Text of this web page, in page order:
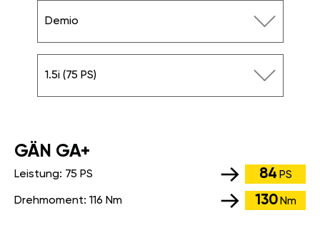
Demio
1.5i (75 PS)
GÄN GA+
Leistung: 75 PS 84 PS
Drehmoment: 116 Nm 130 Nm